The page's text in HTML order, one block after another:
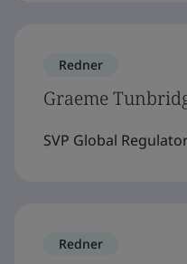
Redner
Graeme
SVP Global
Redner